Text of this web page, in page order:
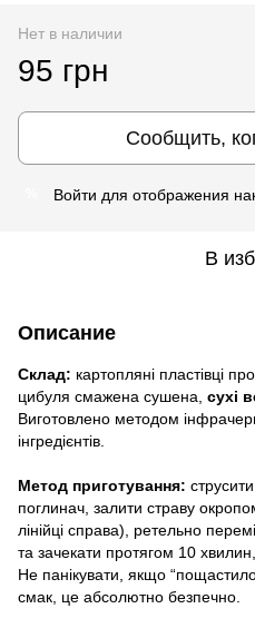
Нет в наличии
95 грн
Сообщить,
Войти для отображения
В
Описание
Склад: картопляні пластівці
цибуля смажена сушена, сухі
Виготовлено методом
інгредієнтів.
Метод приготування:
поглинач, залити страву
лінійці справа), ретельно
та зачекати протягом 10
Не панікувати, якщо
смак, це абсолютно безпечно.